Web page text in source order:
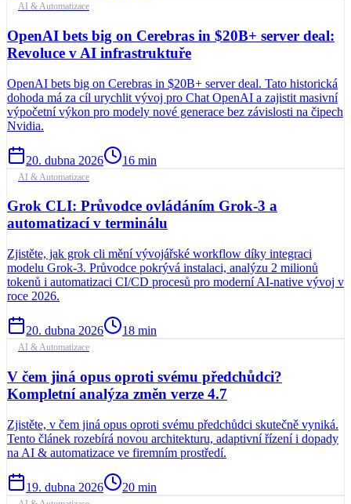
AI & Automatizace
OpenAI bets big on Cerebras in $20B+ server deal:
Revoluce v AI infrastruktuře
OpenAI bets big on Cerebras in $20B+ server deal. Tato historická
dohoda má za cíl urychlit vývoj pro Chat OpenAI a zajistit masivní
výpočetní výkon pro modely nové generace bez závislosti na čipech
Nvidia.
20. dubna 2026 16 min
AI & Automatizace
Grok CLI: Průvodce ovládáním Grok-3 a
automatizací v terminálu
Zjistěte, jak grok cli mění vývojářské workflow díky integraci
modelu Grok-3. Průvodce pokrývá instalaci, analýzu 2 milionů
tokenů i automatizaci CI/CD procesů pro moderní AI-native vývoj v
roce 2026.
20. dubna 2026 18 min
AI & Automatizace
V čem jiná opus oproti svému předchůdci?
Kompletní analýza změn verze 4.7
Zjistěte, v čem jiná opus oproti svému předchůdci skutečně vyniká.
Tento článek rozebírá novou architekturu, adaptivní řízení i dopady
na AI & automatizace ve firemním prostředí.
19. dubna 2026 20 min